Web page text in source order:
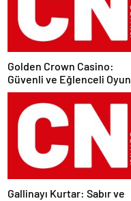
Golden Crown Casino:
Güvenli ve Eğlenceli Oyun
Deneyimi
Gallinayı Kurtar: Sabır ve